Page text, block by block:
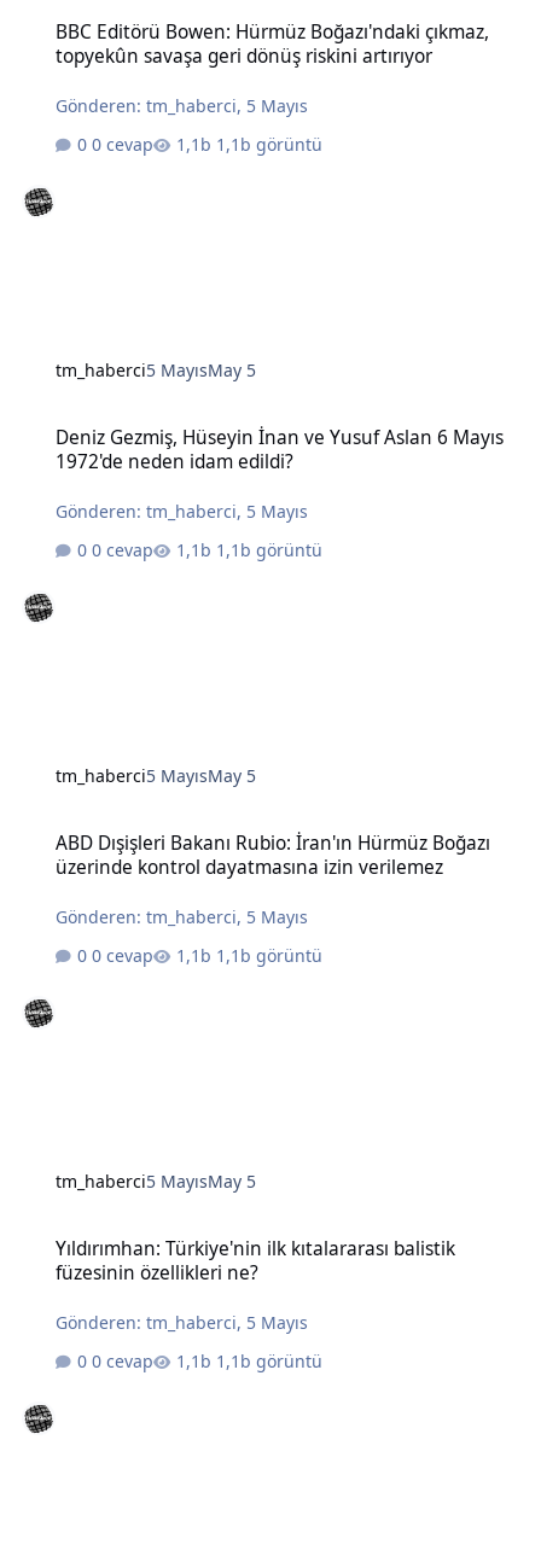
BBC Editörü Bowen: Hürmüz Boğazı'ndaki çıkmaz,
topyekûn savaşa geri dönüş riskini artırıyor
Gönderen:tm_haberci, 5 Mayıs
0 cevap
1,1b görüntü
tm_haberci5 MayısMay 5
Deniz Gezmiş, Hüseyin İnan ve Yusuf Aslan 6 Mayıs
1972'de neden idam edildi?
Gönderen:tm_haberci, 5 Mayıs
0 cevap
1,1b görüntü
tm_haberci5 MayısMay 5
ABD Dışişleri Bakanı Rubio: İran'ın Hürmüz Boğazı
üzerinde kontrol dayatmasına izin verilemez
Gönderen:tm_haberci, 5 Mayıs
0 cevap
1,1b görüntü
tm_haberci5 MayısMay 5
Yıldırımhan: Türkiye'nin ilk kıtalararası balistik
füzesinin özellikleri ne?
Gönderen:tm_haberci, 5 Mayıs
0 cevap
1,1b görüntü